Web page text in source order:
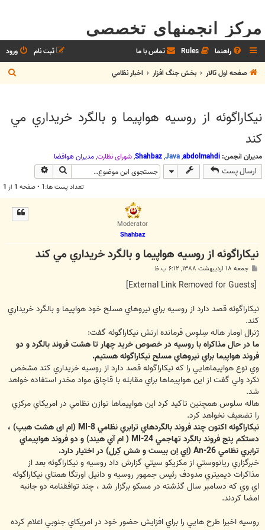
مرکز انجمنهای تخصصی
راهنما Rules تماس با ما ورود
ثبت نام
صفحه اول تالار
بخش جنگ افزار اخبار نظامي
س
نيکاراگوئه از روسيه هواپيما و بالگرد خريداري مي
کند
مدیران انجمن: abdolmahdi
,
Java
,
Shahbaz
,شوراي نظارت,مديران هوافضا
ارسال پست جستجو
تعداد پست ها:1 • صفحه 1 از 1
Moderator
Shahbaz
نيکاراگوئه از روسيه هواپيما و بالگرد خريداري مي کند
ت
جمعه ۱۸ اردیبهشت ۱۳۸۸, ۶:۱۲ ب.ظ
[External Link Removed for Guests]
نيکاراگوئه قصد دارد از روسيه براي نيروهاي مسلح خود هواپيما و بالگرد خريداري
کند.
ژنرال اومار هاله سِلوِس فرمانده ارتش نيکاراگوئه گفت:
ما در حال مذاکراه با روسيه در خصوص خريد چهار تا هشت فروند بالگرد و دو
فروند هواپيما براي نيروهاي مسلح نيکاراگوئه هستيم.
وي نوع هواپيماهايي را که نيکاراگوئه قصد دارد از روسيه خريداري کند مشخص
نکرد ولي گفت از اين هواپيماها براي مقابله با قاچاق مواد مخدر استفاده خواهد
شد.
هاله سلوس همچنين تاکيد کرد اين هواپيماها توازن نظامي در امريکاي مرکزي
را تضعيف نخواهد کرد.
نيکاراگوئه اکنون چند فروند بالگردهاي ترابري نظامي MI-8 (اِم ای هشت هيپ) ،
دستکم پنج فروند بالگرد تهاجمي MI-24 ( ام آي هيند) و دو فروند هواپيماي
ترابري نظامي An-26 (اِي اِن بيست و شش کِرل) در اختيار دارد.
خبرگزاري ريانووستي از مکزيکو سيتي گزارش داد روسيه و نيکاراگوئه بعد از
مذاکرات ديميتري مدودف رئيس جمهور روسيه و دانيل اورتگا همتاي نيکاراگوئه
اي وي که دسامبر سال گذشته در مسکو برگزار شد ، چند توافقنامه دو جانبه
امضا کردند.
روسيه اخيرا طرح هايي را براي افزايش حضور خود در امريکاي جنوبي اعلام کرده